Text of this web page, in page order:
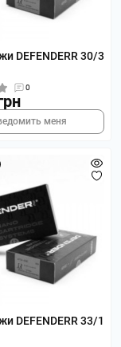
DEFENDERR 30/3
0
меня
DEFENDERR 33/1